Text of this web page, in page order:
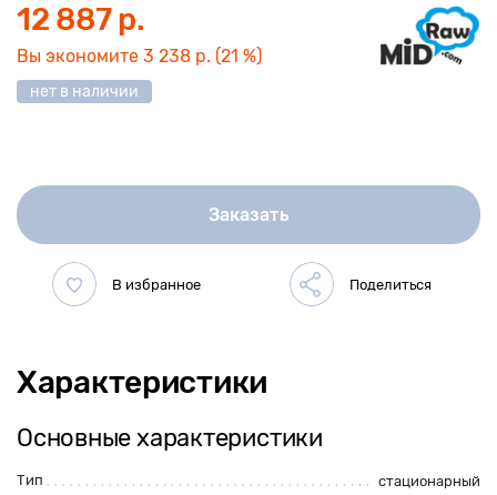
12 887 р.
Вы экономите 3 238 р. (21 %)
нет в наличии
Заказать
Характеристики
Основные характеристики
Тип стационарный